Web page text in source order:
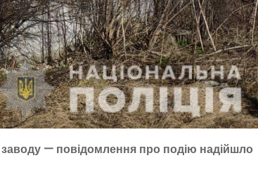
заводу — повідомлення про подію надійшло